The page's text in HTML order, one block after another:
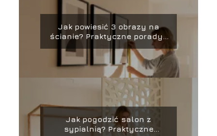
Jak powiesić 3 obrazy na
ścianie? Praktyczne porady i
Jak pogodzić salon z
sypialnią? Praktyczne